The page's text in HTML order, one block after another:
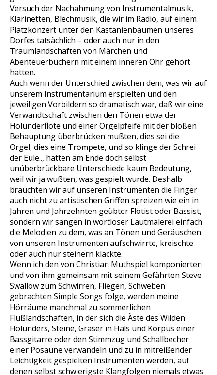
Versuch der Nachahmung von Instrumentalmusik,
Klarinetten, Blechmusik, die wir im Radio, auf einem
Platzkonzert unter den Kastanienbäumen unseres
Dorfes tatsächlich – oder auch nur in den
Traumlandschaften von Märchen und
Abenteuerbüchern mit einem inneren Ohr gehört
hatten.
Auch wenn der Unterschied zwischen dem, was wir auf
unserem Instrumentarium erspielten und den
jeweiligen Vorbildern so dramatisch war, daß wir eine
Verwandtschaft zwischen den Tönen etwa der
Holunderflöte und einer Orgelpfeife mit der bloßen
Behauptung überbrücken mußten, dies sei die
Orgel, dies eine Trompete, und so klinge der Schrei
der Eule.., hatten am Ende doch selbst
unüberbrückbare Unterschiede kaum Bedeutung,
weil wir ja wußten, was gespielt wurde. Deshalb
brauchten wir auf unseren Instrumenten die Finger
auch nicht zu artistischen Griffen spreizen wie ein in
Jahren und Jahrzehnten geübter Flötist oder Bassist,
sondern wir sangen in wortloser Lautmalerei einfach
die Melodien zu dem, was an Tönen und Geräuschen
von unseren Instrumenten aufschwirrte, kreischte
oder auch nur steinern klackte.
Wenn ich den von Christian Muthspiel komponierten
und von ihm gemeinsam mit seinem Gefährten Steve
Swallow zum Schwirren, Fliegen, Schweben
gebrachten Simple Songs folge, werden meine
Hörräume manchmal zu sommerlichen
Flußlandschaften, in der sich die Äste des Wilden
Holunders, Steine, Gräser in Hals und Korpus einer
Bassgitarre oder den Stimmzug und Schallbecher
einer Posaune verwandeln und zu in mitreißender
Leichtigkeit gespielten Instrumenten werden, auf
denen selbst schwierigste Klangfolgen niemals etwas